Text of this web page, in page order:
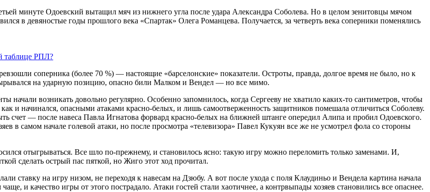
минуте Одоевский вытащил мяч из нижнего угла ­после удара Александра Соболева. Но в целом зенитовцы мячом
в девяностые годы прошлого века «Спартак» Олега Романцева. Получается, за четверть века соперники поменялись
таблице РПЛ?
соперника (более 70 %) — настоящие «барселонские» показатели. Остроты, правда, долгое время не было, но к
на ударную позицию, опасно били Малком и Вендел — но все мимо.
начали возникать довольно регулярно. Особенно запомнилось, когда Сергееву не хватило каких‑то сантимет­ров, чтобы
и начинался, опасными атаками красно-белых, и лишь самоотверженность защитников помешала отличиться Соболеву.
счет — после навеса Павла Игнатова форвард красно-белых на ближней штанге опередил Алипа и пробил Одоевского.
в самом начале голевой атаки, но после просмот­ра «телевизора» Павел Кукуян все же не усмотрел фола со стороны
отыгрываться. Все шло по‑прежнему, и становилось ясно: такую игру можно переломить только заменами. И,
сделать острый пас пяткой, но Жиго этот ход прочитал.
ставку на игру низом, не переходя к навесам на Дзюбу. А вот после ухода с поля Клаудиньо и Вендела картина начала
и качество игры от этого пострадало. Атаки ­гостей стали хаотичнее, а контрвыпады хозяев становились все опаснее.